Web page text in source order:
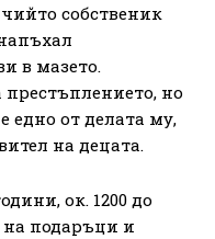
собственик
в мазето.
но
едно от делата му,
на децата.
ок. 1200 до
на подаръци и